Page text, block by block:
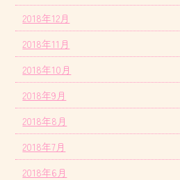
2018年12月
2018年11月
2018年10月
2018年9月
2018年8月
2018年7月
2018年6月